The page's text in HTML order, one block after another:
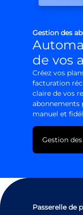
Gestion des
de vos
Créez vos
facturation
claire de vos
abonnements
manuel et
Gestion
Passerelle de